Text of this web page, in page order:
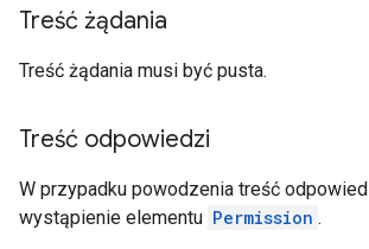
Treść żądania
Treść żądania musi być pusta.
Treść odpowiedzi
W przypadku powodzenia treść
wystąpienie elementu Permission .